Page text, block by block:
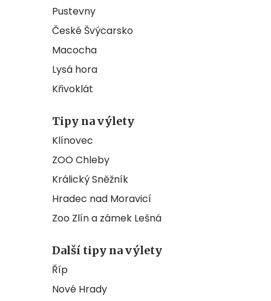
Pustevny
České Švýcarsko
Macocha
Lysá hora
Křivoklát
Tipy na výlety
Klínovec
ZOO Chleby
Králický Sněžník
Hradec nad Moravicí
Zoo Zlín a zámek Lešná
Další tipy na výlety
Říp
Nové Hrady